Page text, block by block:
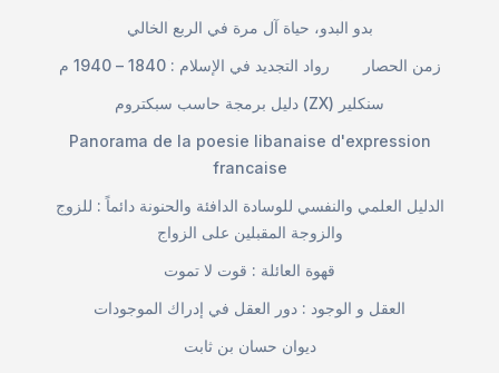
بدو البدو، حياة آل مرة في الربع الخالي
رواد التجديد في الإسلام : 1840 – 1940 م
زمن الحصار
دليل برمجة حاسب سبكتروم (ZX) سنكلير
Panorama de la poesie libanaise d'expression
francaise
الدليل العلمي والنفسي للوسادة الدافئة والحنونة دائماً : للزوج
والزوجة المقبلين على الزواج
قهوة العائلة : قوت لا تموت
العقل و الوجود : دور العقل في إدراك الموجودات
ديوان حسان بن ثابت